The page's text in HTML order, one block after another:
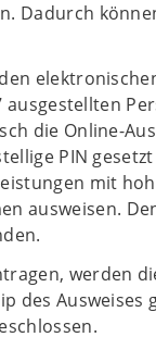
Dadurch
ausgestellten
die Online-
PIN
mit
ausweisen.
werden
des